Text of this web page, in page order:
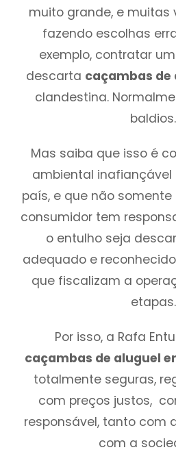
muito grande, e muitas
fazendo escolhas
exemplo, contratar
descarta caçambas de
clandestina.
baldios.
Mas saiba que isso é
ambiental inafiançável
país, e que não
consumidor tem
o entulho seja
adequado e
que fiscalizam a
etapas.
Por isso, a Rafa
caçambas de aluguel
totalmente seguras,
com preços justos,
responsável, tanto com
com a